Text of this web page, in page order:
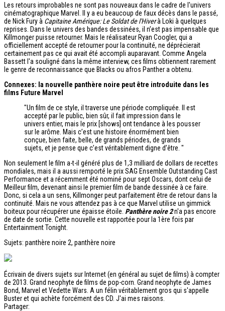
Les retours improbables ne sont pas nouveaux dans le cadre de l'univers
cinématographique Marvel. Il y a eu beaucoup de faux décès dans le passé,
de Nick Fury à Capitaine Amérique: Le Soldat de l'Hiverà Loki à quelques
reprises. Dans le univers des bandes dessinées, il n’est pas impensable que
Killmonger puisse retourner. Mais le réalisateur Ryan Coogler, qui a
officiellement accepté de retourner pour la continuité, ne déprécierait
certainement pas ce qui avait été accompli auparavant. Comme Angela
Bassett l'a souligné dans la même interview, ces films obtiennent rarement
le genre de reconnaissance que Blacks ou afros Panther a obtenu.
Connexes: la nouvelle panthère noire peut être introduite dans les
films Future Marvel
"Un film de ce style, il traverse une période compliquée. Il est
accepté par le public, bien sûr, il fait impression dans le
univers entier, mais le prix [shows] ont tendance à les pousser
sur le arôme. Mais c’est une histoire énormément bien
conçue, bien faite, belle, de grands périodes, de grands
sujets, et je pense que c’est véritablement digne d’être. "
Non seulement le film a-t-il généré plus de 1,3 milliard de dollars de recettes
mondiales, mais il a aussi remporté le prix SAG Ensemble Outstanding Cast
Performance et a récemment été nominé pour sept Oscars, dont celui de
Meilleur film, devenant ainsi le premier film de bande dessinée à ce faire.
Donc, si cela a un sens, Killmonger peut parfaitement être de retour dans la
continuité. Mais ne vous attendez pas à ce que Marvel utilise un gimmick
boiteux pour récupérer une épaisse étoile. Panthère noire 2n'a pas encore
de date de sortie. Cette nouvelle est rapportée pour la 1ère fois par
Entertainment Tonight.
Sujets: panthère noire 2, panthère noire
Écrivain de divers sujets sur Internet (en général au sujet de films) à compter
de 2013. Grand neophyte de films de pop-corn. Grand neophyte de James
Bond, Marvel et Vedette Wars. A un félin véritablement gros qui s'appelle
Buster et qui achète forcément des CD. J'ai mes raisons.
Partager: